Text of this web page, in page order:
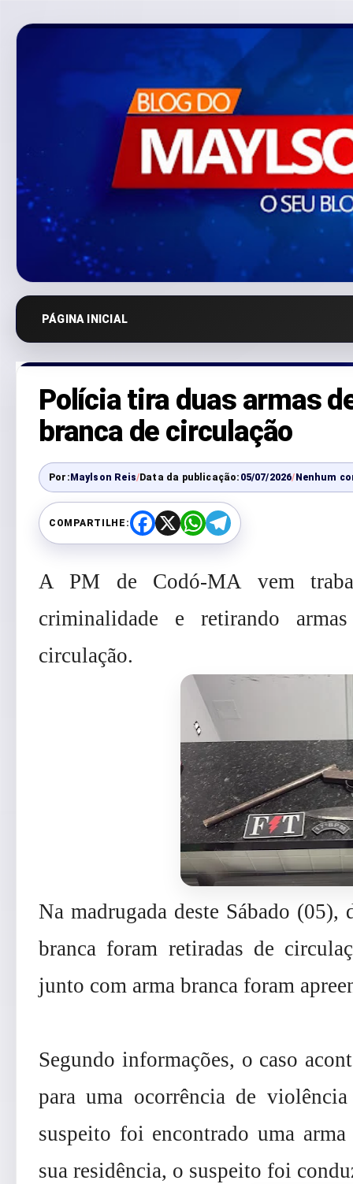
PÁGINA INICIAL
Polícia tira duas armas
branca de circulação
Por:Maylson Reis/Data da publicação: 05/07/2026/Nenhum
COMPARTILHE:
F
a
k
X
W
h
s
A
T
e
g
r
m
A PM de Codó-MA vem
criminalidade e retirando
circulação.
Na madrugada deste Sábado (05),
branca foram retiradas de
junto com arma branca foram
Segundo informações, o caso
para uma ocorrência de
suspeito foi encontrado uma
sua residência, o suspeito foi